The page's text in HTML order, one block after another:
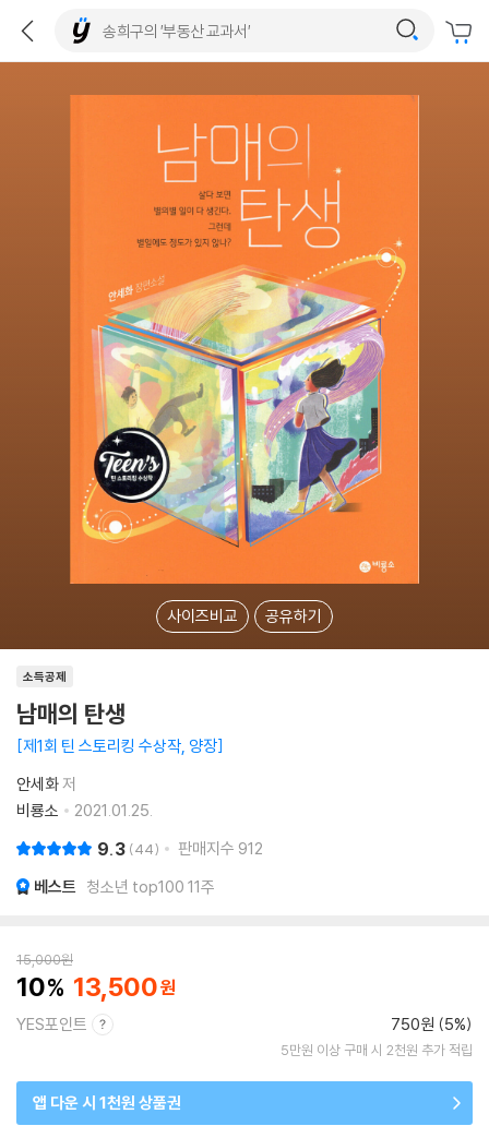
사이즈비교 공유하기
소득공제
남매의 탄생
제1회 틴 스토리킹 수상작, 양장
안세화저
비룡소
2021.01.25.
9.3 44 판매지수 912
베스트 청소년 top100 11주
15,000원
10 13,500
YES포인트 750원 (5%)
5만원 이상 구매 시 2천원 추가 적립
앱 다운 시 1천원 상품권